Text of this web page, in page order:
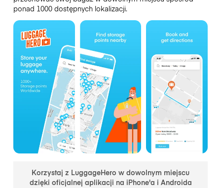
ponad 1000 dostępnych lokalizacji.
Korzystaj z LuggageHero w dowolnym miejscu
dzięki oficjalnej aplikacji na iPhone'a i Androida